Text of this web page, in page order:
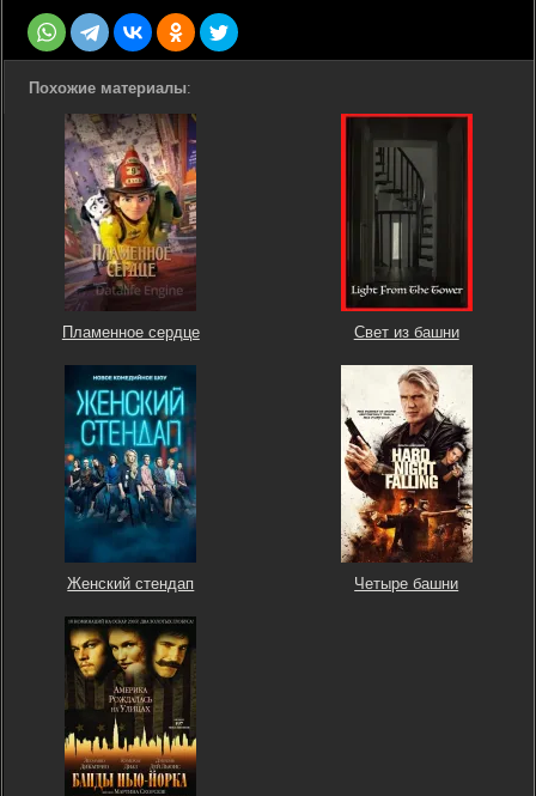
Похожие материалы:
Пламенное сердце Свет из башни
Женский стендап Четыре башни